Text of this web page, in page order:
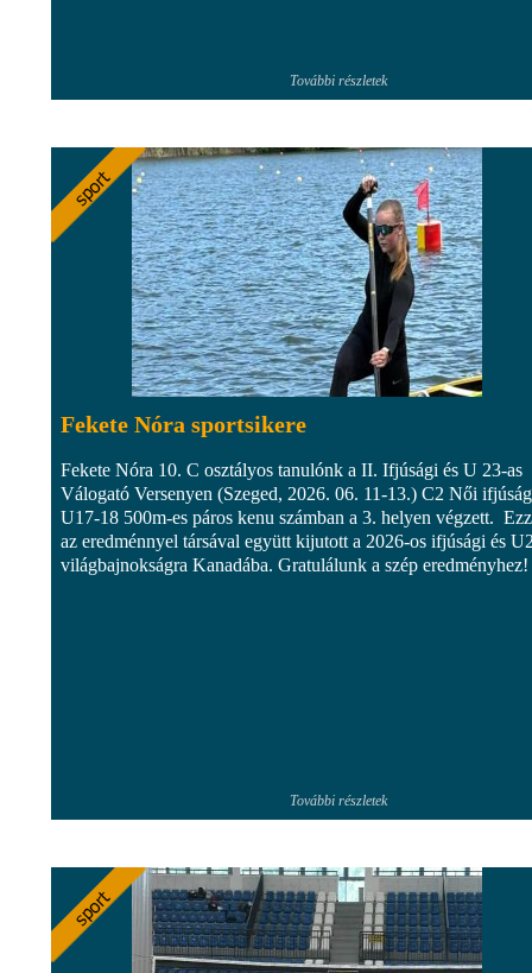
További részletek
Fekete Nóra sportsikere
Fekete Nóra 10. C osztályos tanulónk a II. Ifjúsági és U 23-as
Válogató Versenyen (Szeged, 2026. 06. 11-13.) C2 Női
U17-18 500m-es páros kenu számban a 3. helyen végzett.
az eredménnyel társával együtt kijutott a 2026-os ifjúsági és
világbajnokságra Kanadába. Gratulálunk a szép eredményhez!
További részletek